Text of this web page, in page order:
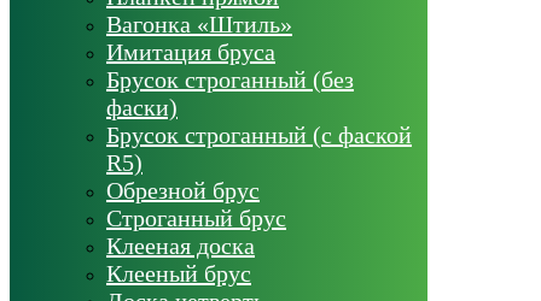
Вагонка «Штиль»
Имитация бруса
Брусок строганный (без
фаски)
Брусок строганный (с фаской
R5)
Обрезной брус
Строганный брус
Клееная доска
Клееный брус